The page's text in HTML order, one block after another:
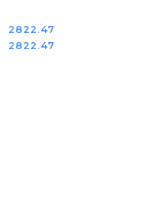
Cena:
2822.47
Cena:
2822.47